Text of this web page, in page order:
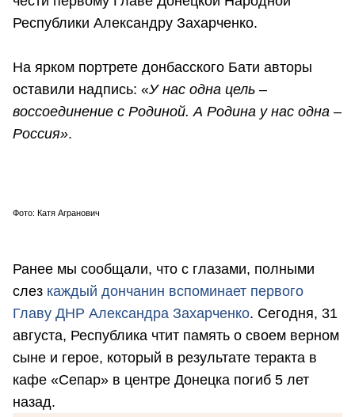
Республики Александру Захарченко.
На ярком портрете донбасского Бати авторы
оставили надпись: «У нас одна цель –
воссоединение с Родиной. А Родина у нас одна –
Россия».
Фото: Катя Агранович
Ранее мы сообщали, что с глазами, полными
слез каждый дончанин вспоминает первого
Главу ДНР Александра Захарченко. Сегодня, 31
августа, Республика чтит память о своем верном
сыне и герое, который в результате теракта в
кафе «Сепар» в центре Донецка погиб 5 лет
назад.